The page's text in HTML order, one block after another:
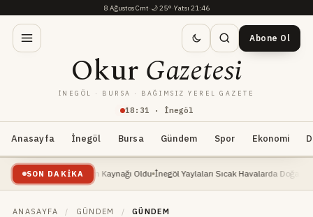
8 Ağustos Cmt·🌙25°·Yatsı 21:46
18 : 31 · İnegöl
OkurGazetesi
İNEGÖL · BURSA · BAĞIMSIZ YEREL GAZETE
Abone Ol
Anasayfa İnegöl Bursa Gündem Spor Ekonomi
SON DAKIKA
Geçim Kaynağı Oldu İnegöl Yaylaları Sıcak Havalarda Doğa Severlerin Yeni
ANASAYFA / GÜNDEM / GÜNDEM